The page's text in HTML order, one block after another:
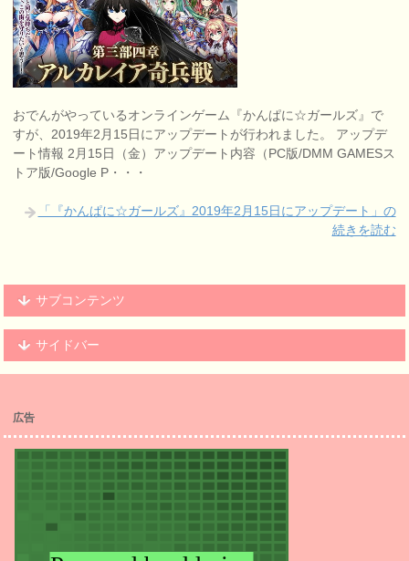
おでんがやっているオンラインゲーム『かんぱに☆ガールズ』で
すが、2019年2月15日にアップデートが行われました。 アップデ
ート情報 2月15日（金）アップデート内容（PC版/DMM GAMESス
トア版/Google P・・・
「『かんぱに☆ガールズ』2019年2月15日にアップデート」の
続きを読む
サブコンテンツ
サイドバー
広告